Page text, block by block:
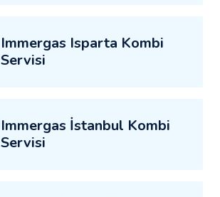
Immergas Isparta Kombi
Servisi
Immergas İstanbul Kombi
Servisi